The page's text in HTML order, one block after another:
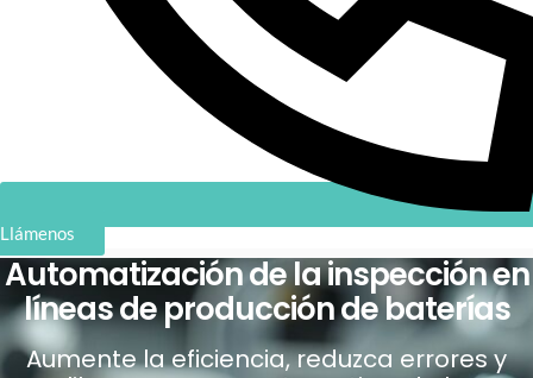
Llámenos
Automatización de la inspección en
líneas de producción de baterías
Aumente la eficiencia, reduzca errores y